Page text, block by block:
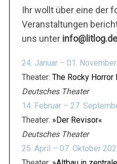
Ihr wollt über eine der
Veranstaltungen
uns unter info@litlog.de
24. Januar – 01.
Theater: The Rocky Horror
Deutsches Theater
14. Februar – 27.
Theater: »Der Revisor«
Deutsches Theater
25. April – 07. Oktober